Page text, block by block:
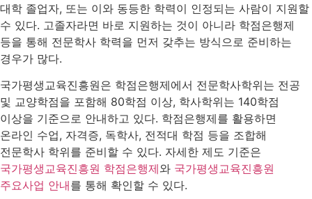
대학 졸업자, 또는 이와 동등한 학력이 인정되는 사람이 지원할
수 있다. 고졸자라면 바로 지원하는 것이 아니라 학점은행제
등을 통해 전문학사 학력을 먼저 갖추는 방식으로 준비하는
경우가 많다.
국가평생교육진흥원은 학점은행제에서 전문학사학위는 전공
및 교양학점을 포함해 80학점 이상, 학사학위는 140학점
이상을 기준으로 안내하고 있다. 학점은행제를 활용하면
온라인 수업, 자격증, 독학사, 전적대 학점 등을 조합해
전문학사 학위를 준비할 수 있다. 자세한 제도 기준은
국가평생교육진흥원 학점은행제와 국가평생교육진흥원
주요사업 안내를 통해 확인할 수 있다.